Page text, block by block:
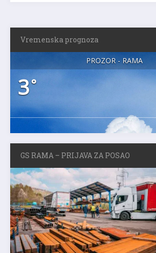
Vremenska prognoza
PROZOR - RAMA
3°
GS RAMA – PRIJAVA ZA POSAO